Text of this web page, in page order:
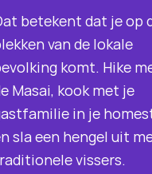
betekent dat je op
van de lokale
komt. Hike
Masai, kook met je
in je
sla een hengel uit
vissers.